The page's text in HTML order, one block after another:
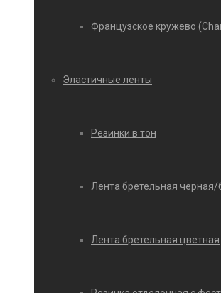
Французское кружево
Эластичные ленты
Резинки в тон
Лента бретельная черная/
Лента бретельная цветная